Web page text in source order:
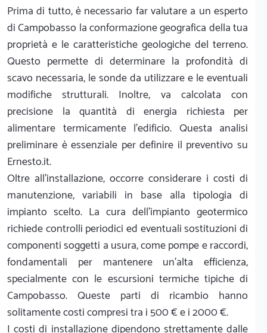
Prima di tutto, è necessario far valutare a un esperto
di Campobasso la conformazione geografica della tua
proprietà e le caratteristiche geologiche del terreno.
Questo permette di determinare la profondità di
scavo necessaria, le sonde da utilizzare e le eventuali
modifiche strutturali. Inoltre, va calcolata con
precisione la quantità di energia richiesta per
alimentare termicamente l'edificio. Questa analisi
preliminare è essenziale per definire il preventivo su
Ernesto.it.
Oltre all'installazione, occorre considerare i costi di
manutenzione, variabili in base alla tipologia di
impianto scelto. La cura dell'impianto geotermico
richiede controlli periodici ed eventuali sostituzioni di
componenti soggetti a usura, come pompe e raccordi,
fondamentali per mantenere un'alta efficienza,
specialmente con le escursioni termiche tipiche di
Campobasso. Queste parti di ricambio hanno
solitamente costi compresi tra i 500 € e i 2000 €.
I costi di installazione dipendono strettamente dalle